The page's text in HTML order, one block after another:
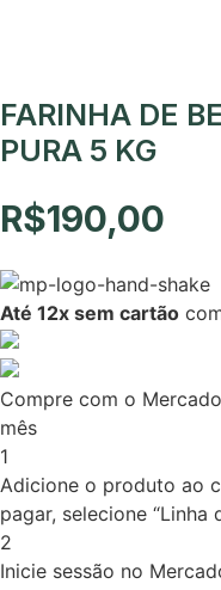
FARINHA DE
PURA 5 KG
R$190,00
Até 12x sem cartão
Compre com o
mês
1
Adicione o produto ao
pagar, selecione “Linha
2
Inicie sessão no